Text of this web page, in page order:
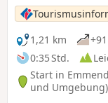
1,21 km
0:35 Std.
Start in
und Umgebung)